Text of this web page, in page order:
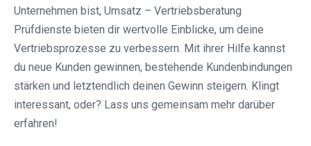
Unternehmen bist, Umsatz – Vertriebsberatung
Prüfdienste bieten dir wertvolle Einblicke, um deine
Vertriebsprozesse zu verbessern. Mit ihrer Hilfe kannst
du neue Kunden gewinnen, bestehende Kundenbindungen
stärken und letztendlich deinen Gewinn steigern. Klingt
interessant, oder? Lass uns gemeinsam mehr darüber
erfahren!